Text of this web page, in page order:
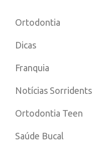
Ortodontia
Dicas
Franquia
Notícias Sorridents
Ortodontia Teen
Saúde Bucal